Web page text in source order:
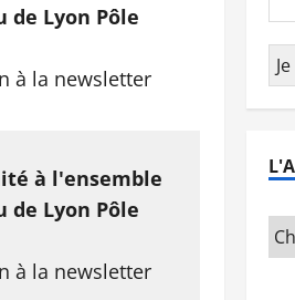
de Lyon Pôle
à la newsletter
à l'ensemble
de Lyon Pôle
à la newsletter